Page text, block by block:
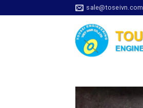
sale@toseivn.com